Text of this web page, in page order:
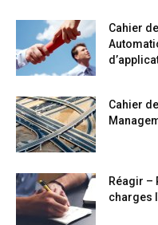
Cahier
Cahier
Réagir –
charges